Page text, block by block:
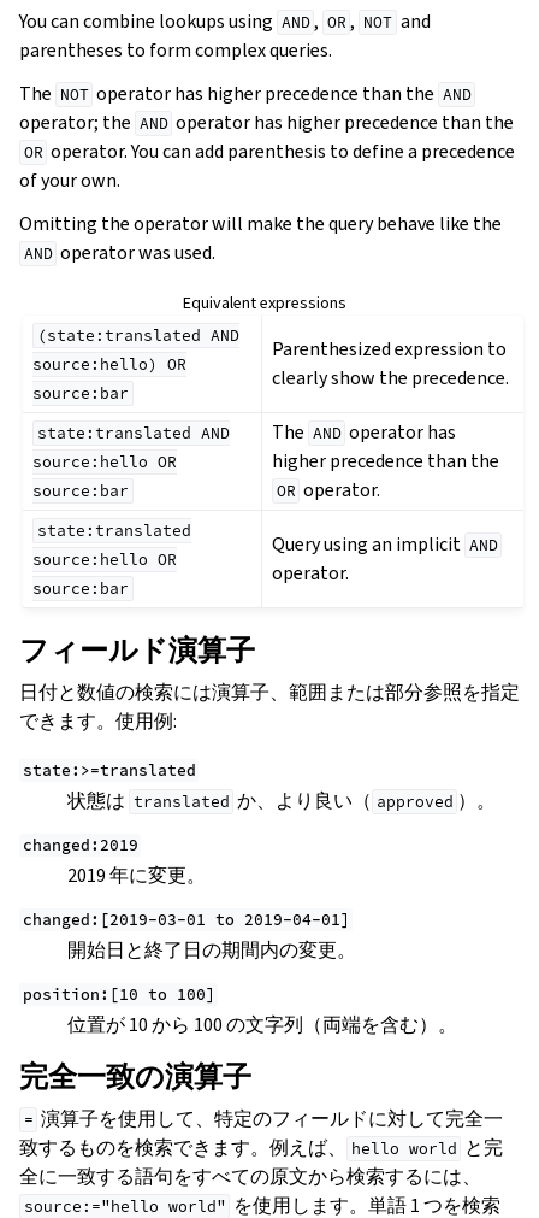
You can combine lookups using AND , OR , NOT and
parentheses to form complex queries.
The NOT operator has higher precedence than the AND
operator; the AND operator has higher precedence than the
OR operator. You can add parenthesis to define a precedence
of your own.
Omitting the operator will make the query behave like the
AND operator was used.
Equivalent expressions
(state:translated AND
source:hello)
OR
source:bar
Parenthesized expression to
clearly show the precedence.
state:translated AND
source:hello OR
source:bar
The AND operator has
higher precedence than the
OR operator.
state:translated
source:hello OR
source:bar
Query using an implicit AND
operator.
フィールド演算子
日付と数値の検索には演算子、範囲または部分参照を指定
できます。使用例:
state:>=translated
状態は translated か、より良い（ approved ）。
changed:2019
2019 年に変更。
changed:[2019-03-01 to 2019-04-01]
開始日と終了日の期間内の変更。
position:[10 to 100]
位置が 10 から 100 の文字列（両端を含む）。
完全一致の演算子
= 演算子を使用して、特定のフィールドに対して完全一
致するものを検索できます。例えば、
hello world と完
全に一致する語句をすべての原文から検索するには、
source:="hello world" を使用します。単語 1 つを検索